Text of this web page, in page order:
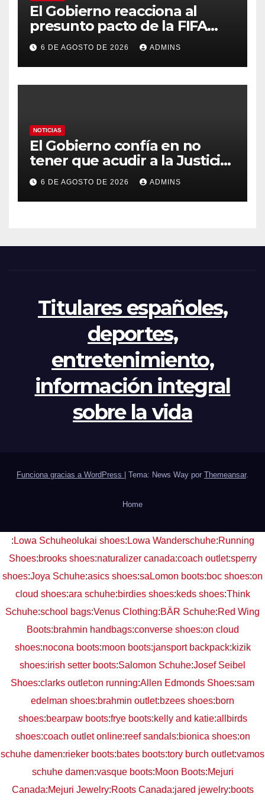
El Gobierno reacciona al
presunto pacto de la FIFA
con Marruecos para acoger la
final del Mundial 2030:
«Tiene que ser en España»
6 DE AGOSTO DE 2026 ADMINS
NOTICIAS
El Gobierno confía en no
tener que acudir a la Justicia
por el reparto de menores
mientras el PP pide la
apertura del Congreso por la
6 DE AGOSTO DE 2026 ADMINS
Titulares españoles,
deportes,
entretenimiento,
información integral
sobre la vida
Funciona gracias a WordPress Tema: News Way por Themeansar.
Home
: Lowa Schuheolukai shoes: Lowa Wanderschuhe:Running
Shoes:brooks shoes:naturalizer canada:coach outlet:sperry
shoes:Joya Schuhe:asics shoes:saLomon boots:boc shoes:on
cloud shoes:ara schuhe:birdies shoes:keds shoes:Think
Schuhe:school bags:Venus Clothing:BÄR Schuhe:Red Wing
Boots:brahmin handbags:converse shoes:on cloud
shoes:nocona boots:moon boots:jansport backpack:kizik
shoes:irish setter boots:Salomon Schuhe:Josef Seibel
Shoes:clarks outlet:on running:Allen Edmonds Shoes:sam
edelman shoes:brahmin outlet:bzees shoes:born
shoes:bearpaw boots:frye boots:kelly and katie:allbirds
shoes:coach outlet online:reef sandals:bionica shoes:on
schuhe damen:rieker boots:bates boots:tory burch outlet:vamos
schuhe damen:vasque boots:Moon Boots:Mejuri
Canada:Mejuri Jewelry:Roots Canada:jared jewelry:boots